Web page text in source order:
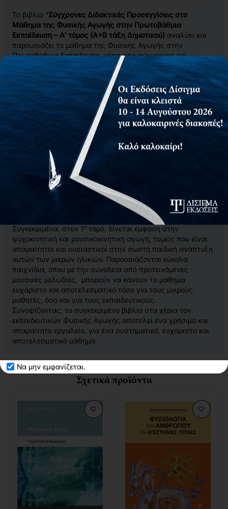
Να μην εμφανίζεται.
Το βιβλίο “Σύγχρονες Διδακτικές Προσεγγίσεις στο
Μάθημα της Φυσικής Αγωγής στην Πρωτοβάθμια
Εκπαίδευση – Α’ τόμος (Α+Β τάξη Δημοτικού) αναλύει και
παρουσιάζει το μάθημα της Φυσικής Αγωγής στην
Πρωτοβάθμια Εκπαίδευση, μέσα από σύγχρονες και
αποτελεσματικές μεθόδους που συμβαδίζουν με το νέο
σύγχρονο σχολείο.
Αναλυτικά προγράμματα μαθημάτων με συγκεκριμένες
απλές και κατανοητές οδηγίες, σύμφωνα με τη διδακτέα
ύλη του μαθήματος της Φυσικής Αγωγής στο Δημοτικό
σχολείο, βοηθάνε τον εκπαιδευτικό να ¨στήσει¨ ένα
απόλυτα επιτυχημένο μάθημα. Το κάθε αντικείμενο
διδασκαλίας και η μεθοδολογία που ακολουθείται,
συνοδεύεται από πλήθος αναλυτικών περιγραφών, με
επεξηγήσεις, υποδείξεις, εικόνες, γραφήματα και σκίτσα. Το
παρόν διδακτικό εγχειρίδιο παρουσιάζει προγράμματα τα
οποία είναι προσαρμοσμένα στις κατευθυντήριες γραμμές
μιας σωστής μεθοδολογίας και με σύγχρονες διδακτικές
κατευθύνσεις, επιχειρεί να προσεγγίσει τη διδασκαλία του
μαθήματος Φυσικής Αγωγής με τον πλέον αποτελεσματικό
Συγκεκριμένα, στον 1 ο τόμο, δίνεται έμφαση στην
ψυχοκινητική και μουσικοκινητική αγωγή, τομείς που είναι
απαραίτητοι και ουσιαστικοί στην σωστή παιδική ανάπτυξη
αυτών των μικρών ηλικιών. Παρουσιάζονται εύκολα
παιχνίδια, όπου με την συνοδεία από προτεινόμενες
μουσικές μελωδίες, μπορούν να κάνουν το μάθημα
ευχάριστο και αποτελεσματικό τόσο για τους μικρούς
μαθητές, όσο και για τους εκπαιδευτικούς.
Συνοψίζοντας, το συγκεκριμένο βιβλίο στα χέρια τον
εκπαιδευτικών Φυσικής Αγωγής αποτελεί ένα χρήσιμο και
απαραίτητο εργαλείο, για ένα συστηματικό, ευχάριστο και
αποτελεσματικό μάθημα.
Σχετικά προϊόντα